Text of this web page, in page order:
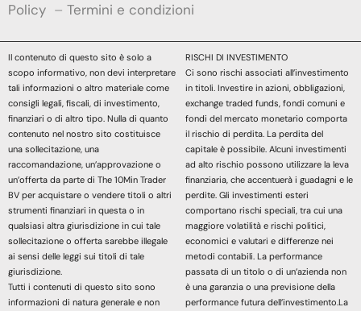
Policy – Termini e condizioni
Il contenuto di questo sito è solo a
scopo informativo, non devi interpretare
tali informazioni o altro materiale come
consigli legali, fiscali, di investimento,
finanziari o di altro tipo. Nulla di quanto
contenuto nel nostro sito costituisce
una sollecitazione, una
raccomandazione, un’approvazione o
un’offerta da parte di The 10Min Trader
BV per acquistare o vendere titoli o altri
strumenti finanziari in questa o in
qualsiasi altra giurisdizione in cui tale
sollecitazione o offerta sarebbe illegale
ai sensi delle leggi sui titoli di tale
giurisdizione.
Tutti i contenuti di questo sito sono
informazioni di natura generale e non
RISCHI DI INVESTIMENTO
Ci sono rischi associati all’investimento
in titoli. Investire in azioni, obbligazioni,
exchange traded funds, fondi comuni e
fondi del mercato monetario comporta
il rischio di perdita. La perdita del
capitale è possibile. Alcuni investimenti
ad alto rischio possono utilizzare la leva
finanziaria, che accentuerà i guadagni e le
perdite. Gli investimenti esteri
comportano rischi speciali, tra cui una
maggiore volatilità e rischi politici,
economici e valutari e differenze nei
metodi contabili. La performance
passata di un titolo o di un’azienda non
è una garanzia o una previsione della
performance futura dell’investimento.La